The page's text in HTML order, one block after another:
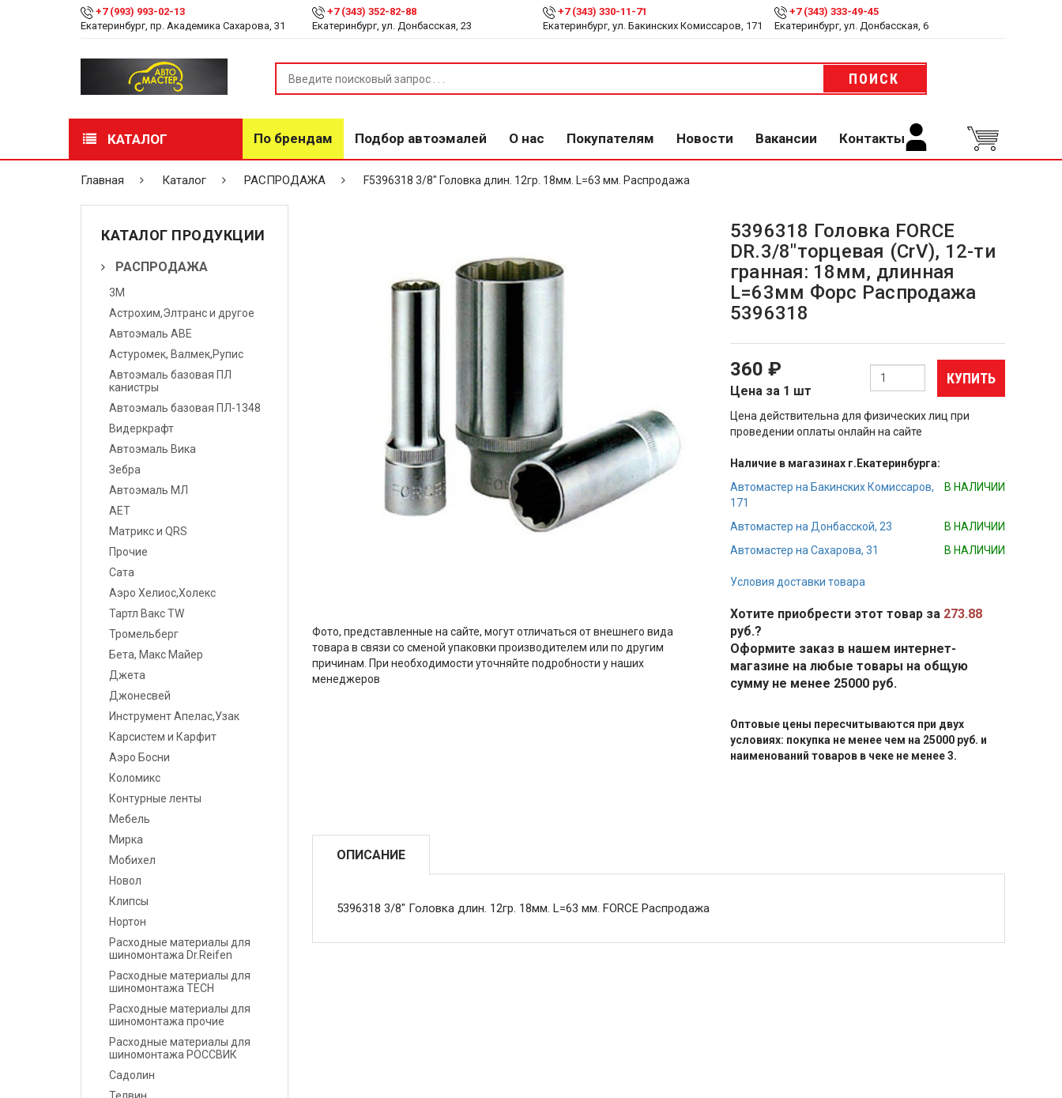
+7 (993) 993-02-13
Екатеринбург, пр. Академика Сахарова, 31
+7 (343) 352-82-88
Екатеринбург, ул. Донбасская, 23
+7 (343) 330-11-71
Екатеринбург, ул. Бакинских Комиссаров, 171
+7 (343) 333-49-45
Екатеринбург, ул. Донбасская, 6
ПОИСК
КАТАЛОГ По брендам Подбор автоэмалей О нас Покупателям Новости Вакансии Контакты
РАСПРОДАЖА
Лакокрасочные
материалы
Инструмент
Оборудование
Полировальные системы
Антикоррозионные
Герметики, Клеи
Растворители
Ремонт пластика
Средства индивидуальной
защиты (СИЗ)
Маскировочные
Салфетки протирочные
Емкости, ситечки, PPS,
палочки для
размешивания, линейки
Средства защиты
Крепежные системы
Батарейки и
Аккумуляторы
Аксессуары
Лампочки и
предохранители
Главная Каталог РАСПРОДАЖА F5396318 3/8" Головка длин. 12гр. 18мм. L=63 мм. Распродажа
КАТАЛОГ ПРОДУКЦИИ
РАСПРОДАЖА
3М
Астрохим,Элтранс и другое
Автоэмаль АВЕ
Астуромек, Валмек,Рупис
Автоэмаль базовая ПЛ
канистры
Автоэмаль базовая ПЛ-1348
Видеркрафт
Автоэмаль Вика
Зебра
Автоэмаль МЛ
АЕТ
Матрикс и QRS
Прочие
Сата
Аэро Хелиос,Холекс
Тартл Вакс TW
Тромельберг
Бета, Макс Майер
Джета
Джонесвей
Инструмент Апелас,Узак
Карсистем и Карфит
Аэро Босни
Коломикс
Контурные ленты
Мебель
Мирка
Мобихел
Новол
Клипсы
Нортон
Расходные материалы для
шиномонтажа Dr.Reifen
Расходные материалы для
шиномонтажа TECH
Расходные материалы для
шиномонтажа прочие
Расходные материалы для
шиномонтажа РОССВИК
Садолин
Фото, представленные на сайте, могут отличаться от внешнего вида
товара в связи со сменой упаковки производителем или по другим
причинам. При необходимости уточняйте подробности у наших
менеджеров
5396318 Головка FORCE
DR.3/8"торцевая (CrV), 12-ти
гранная: 18мм, длинная
L=63мм Форс Распродажа
5396318
360 ₽
Цена за 1 шт
КУПИТЬ
Цена действительна для физических лиц при
проведении оплаты онлайн на сайте
Наличие в магазинах г.Екатеринбурга:
Автомастер на Бакинских Комиссаров,
171
В НАЛИЧИИ
Автомастер на Донбасской, 23
В НАЛИЧИИ
Автомастер на Сахарова, 31
В НАЛИЧИИ
Условия доставки товара
Хотите приобрести этот товар за 273.88
руб.?
Оформите заказ в нашем интернет-
магазине на любые товары на общую
сумму не менее 25000 руб.
Оптовые цены пересчитываются при двух
условиях: покупка не менее чем на 25000 руб. и
наименований товаров в чеке не менее 3.
ОПИСАНИЕ
5396318 3/8" Головка длин. 12гр. 18мм. L=63 мм. FORCE Распродажа